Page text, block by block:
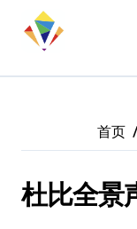
首页
杜比全景